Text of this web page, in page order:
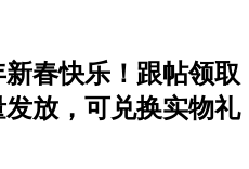
春快乐！跟帖领取
放，可兑换实物礼